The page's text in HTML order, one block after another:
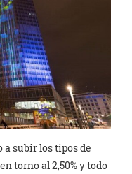
a subir los tipos de
torno al 2,50% y todo